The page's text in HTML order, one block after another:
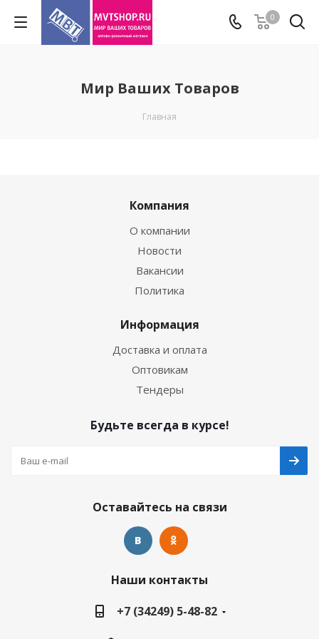
0
Мир Ваших Товаров
Главная
Компания
О компании
Новости
Вакансии
Политика
Информация
Доставка и оплата
Оптовикам
Тендеры
Будьте всегда в курсе!
Оставайтесь на связи
Наши контакты
+7 (34249) 5-48-82